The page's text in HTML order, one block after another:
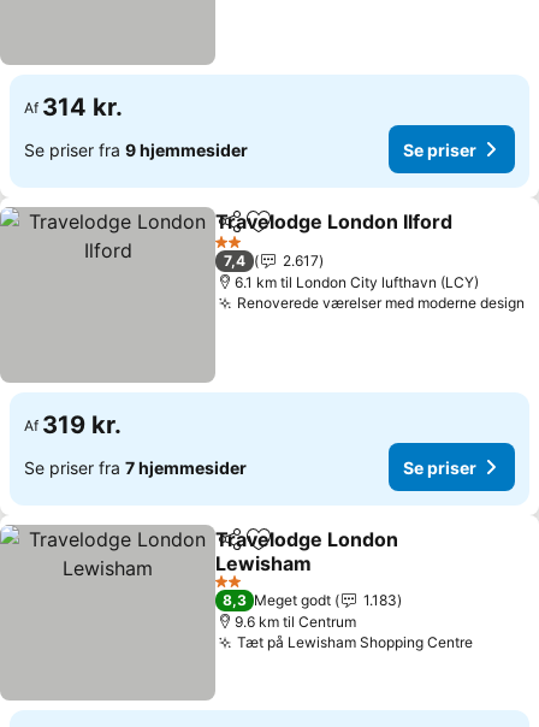
Af 314 kr.
Se priser fra 9 hjemmesider Se priser
Del Føj til favoritter
Travelodge London Ilford
2 Stjerner
7,4
2.617
6.1 km til London City lufthavn (LCY)
Renoverede værelser med moderne design
Af 319 kr.
Se priser fra 7 hjemmesider Se priser
Del Føj til favoritter
Travelodge London
Lewisham
2 Stjerner
8,3 Meget godt
1.183
9.6 km til Centrum
Tæt på Lewisham Shopping Centre